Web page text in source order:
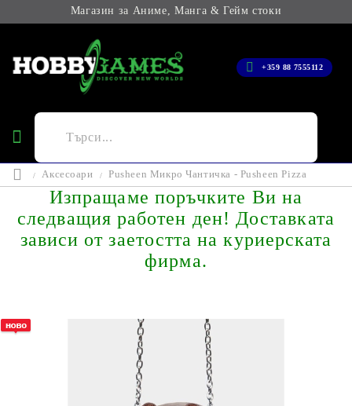
Магазин за Аниме, Манга & Гейм стоки
+359 88 7555112
Аксесоари Pusheen Mикро Чантичка - Pusheen Pizza
Изпращаме поръчките Ви на
следващия работен ден! Доставката
зависи от заетостта на куриерската
фирма.